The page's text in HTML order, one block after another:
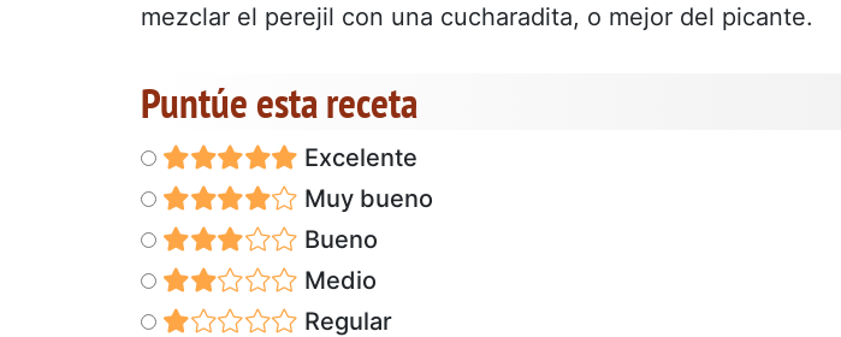
mezclar el perejil con una cucharadita, o mejor del picante.
Puntúe esta receta
Excelente
Muy bueno
Bueno
Medio
Regular